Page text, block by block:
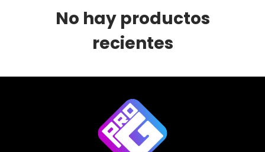
No hay productos
recientes